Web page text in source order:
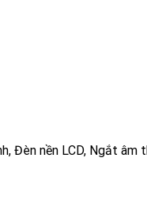
Đèn nền LCD, Ngắt